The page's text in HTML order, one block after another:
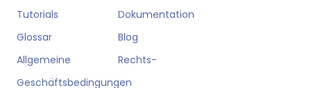
Tutorials
Dokumentation
Glossar
Blog
Allgemeine
Geschäftsbedingungen
Rechts-